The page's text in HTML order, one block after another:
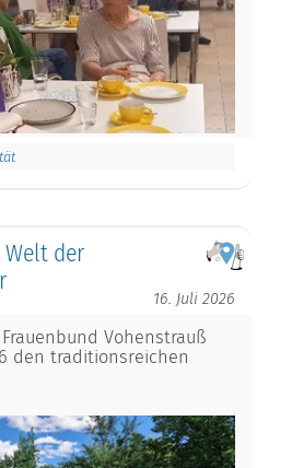
der
16. Juli 2026
Vohenstrauß
den traditionsreichen